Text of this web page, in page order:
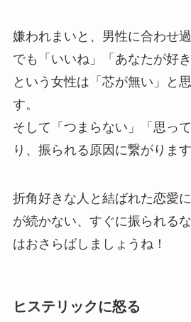
嫌われまいと、男性に合わせ
でも「いいね」「あなたが好
という女性は「芯が無い」と
す。
そして「つまらない」「思っ
り、振られる原因に繋がります
折角好きな人と結ばれた恋愛
が続かない、すぐに振られる
はおさらばしましょうね！
ヒステリックに怒る